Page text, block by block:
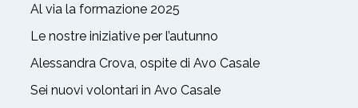
Al via la formazione 2025
Le nostre iniziative per l’autunno
Alessandra Crova, ospite di Avo Casale
Sei nuovi volontari in Avo Casale